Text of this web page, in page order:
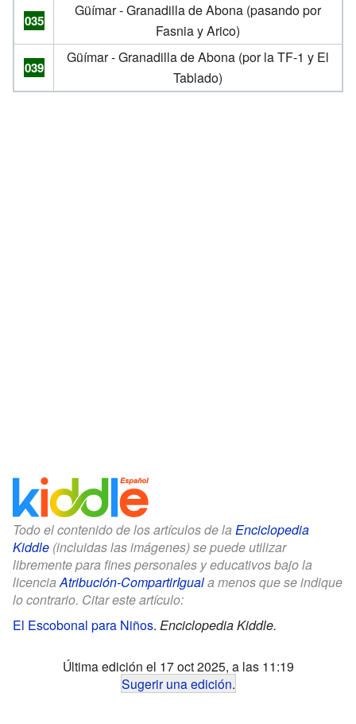
035
Güímar - Granadilla de Abona (pasando por
Fasnia y Arico)
039
Güímar - Granadilla de Abona (por la TF-1 y El
Tablado)
Todo el contenido de los artículos de la Enciclopedia
Kiddle (incluidas las imágenes) se puede utilizar
libremente para fines personales y educativos bajo la
licenciaAtribución-CompartirIguala menos que se indique
lo contrario. Citar este artículo:
El Escobonal para Niños. Enciclopedia Kiddle.
Última edición el 17 oct 2025, a las 11:19
Sugerir una edición.